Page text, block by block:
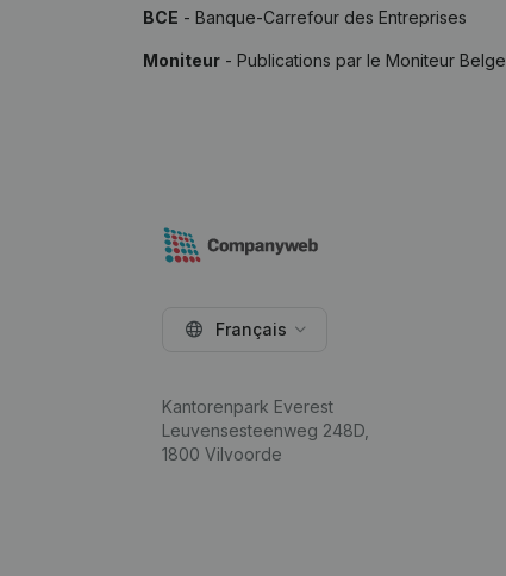
BCE - Banque-Carrefour des Entreprises
Moniteur - Publications par le Moniteur Belge
Français
Kantorenpark Everest
Leuvensesteenweg 248D,
1800 Vilvoorde